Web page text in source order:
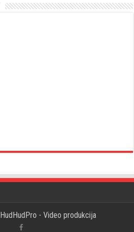
HudHudPro - Video produkcija